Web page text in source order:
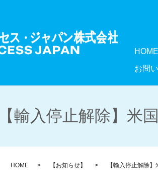
HOME
お問
【輸入停止解除】米
HOME 【お知らせ】 【輸入停止解除